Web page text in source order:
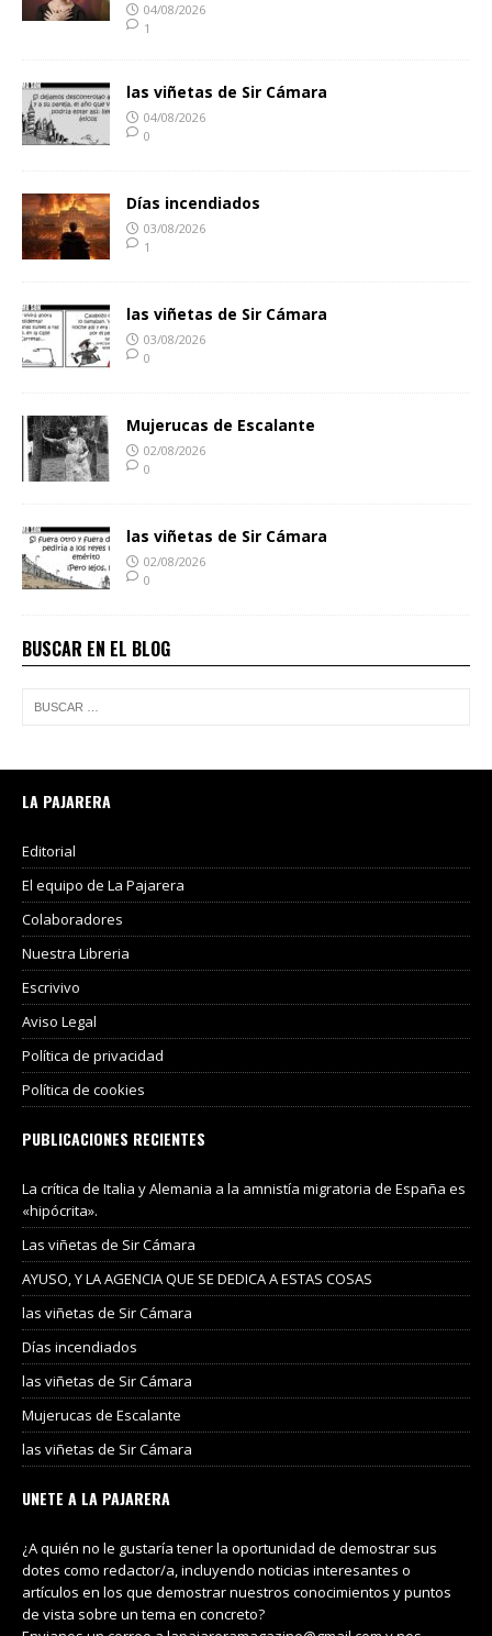
04/08/2026
1
las viñetas de Sir Cámara
04/08/2026
0
Días incendiados
03/08/2026
1
las viñetas de Sir Cámara
03/08/2026
0
Mujerucas de Escalante
02/08/2026
0
las viñetas de Sir Cámara
02/08/2026
0
BUSCAR EN EL BLOG
LA PAJARERA
Editorial
El equipo de La Pajarera
Colaboradores
Nuestra Libreria
Escrivivo
Aviso Legal
Política de privacidad
Política de cookies
PUBLICACIONES RECIENTES
La crítica de Italia y Alemania a la amnistía migratoria de España es
«hipócrita».
Las viñetas de Sir Cámara
AYUSO, Y LA AGENCIA QUE SE DEDICA A ESTAS COSAS
las viñetas de Sir Cámara
Días incendiados
las viñetas de Sir Cámara
Mujerucas de Escalante
las viñetas de Sir Cámara
UNETE A LA PAJARERA
¿A quién no le gustaría tener la oportunidad de demostrar sus
dotes como redactor/a, incluyendo noticias interesantes o
artículos en los que demostrar nuestros conocimientos y puntos
de vista sobre un tema en concreto?